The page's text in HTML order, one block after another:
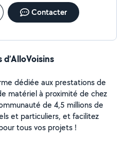
Contacter
d’AlloVoisins
dédiée aux prestations de
matériel à proximité de chez
de 4,5 millions de
et particuliers, et facilitez
tous vos projets !